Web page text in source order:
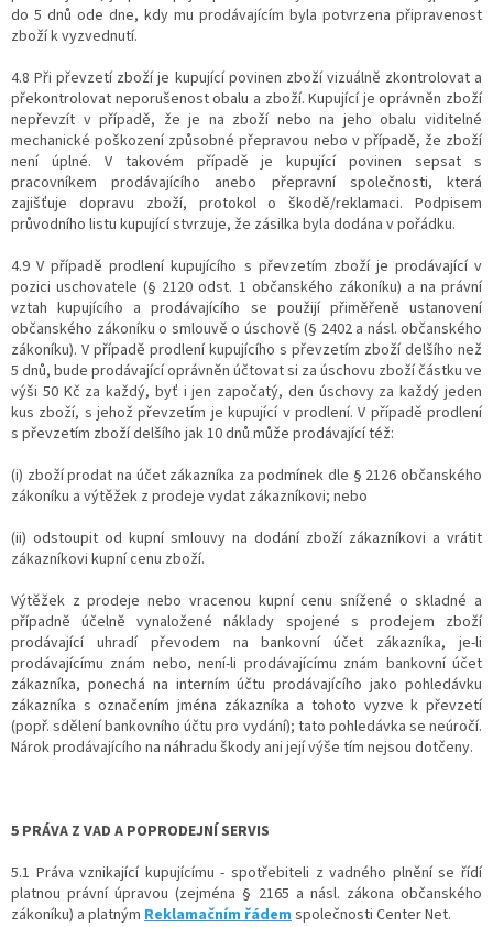
do 5 dnů ode dne, kdy mu prodávajícím byla potvrzena připravenost
zboží k vyzvednutí.
4.8 Při převzetí zboží je kupující povinen zboží vizuálně zkontrolovat a
překontrolovat neporušenost obalu a zboží. Kupující je oprávněn zboží
nepřevzít v případě, že je na zboží nebo na jeho obalu viditelné
mechanické poškození způsobné přepravou nebo v případě, že zboží
není úplné. V takovém případě je kupující povinen sepsat s
pracovníkem prodávajícího anebo přepravní společnosti, která
zajišťuje dopravu zboží, protokol o škodě/reklamaci. Podpisem
průvodního listu kupující stvrzuje, že zásilka byla dodána v pořádku.
4.9 V případě prodlení kupujícího s převzetím zboží je prodávající v
pozici uschovatele (§ 2120 odst. 1 občanského zákoníku) a na právní
vztah kupujícího a prodávajícího se použijí přiměřeně ustanovení
občanského zákoníku o smlouvě o úschově (§ 2402 a násl. občanského
zákoníku). V případě prodlení kupujícího s převzetím zboží delšího než
5 dnů, bude prodávající oprávněn účtovat si za úschovu zboží částku ve
výši 50 Kč za každý, byť i jen započatý, den úschovy za každý jeden
kus zboží, s jehož převzetím je kupující v prodlení. V případě prodlení
s převzetím zboží delšího jak 10 dnů může prodávající též:
(i) zboží prodat na účet zákazníka za podmínek dle § 2126 občanského
zákoníku a výtěžek z prodeje vydat zákazníkovi; nebo
(ii) odstoupit od kupní smlouvy na dodání zboží zákazníkovi a vrátit
zákazníkovi kupní cenu zboží.
Výtěžek z prodeje nebo vracenou kupní cenu snížené o skladné a
případně účelně vynaložené náklady spojené s prodejem zboží
prodávající uhradí převodem na bankovní účet zákazníka, je-li
prodávajícímu znám nebo, není-li prodávajícímu znám bankovní účet
zákazníka, ponechá na interním účtu prodávajícího jako pohledávku
zákazníka s označením jména zákazníka a tohoto vyzve k převzetí
(popř. sdělení bankovního účtu pro vydání); tato pohledávka se neúročí.
Nárok prodávajícího na náhradu škody ani její výše tím nejsou dotčeny.
5 PRÁVA Z VAD A POPRODEJNÍ SERVIS
5.1 Práva vznikající kupujícímu - spotřebiteli z vadného plnění se řídí
platnou právní úpravou (zejména § 2165 a násl. zákona občanského
zákoníku) a platným Reklamačním řádem společnosti Center Net.